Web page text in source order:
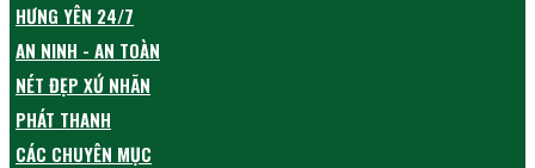
HƯNG YÊN 24/7
AN NINH - AN TOÀN
NÉT ĐẸP XỨ NHÃN
PHÁT THANH
CÁC CHUYÊN MỤC